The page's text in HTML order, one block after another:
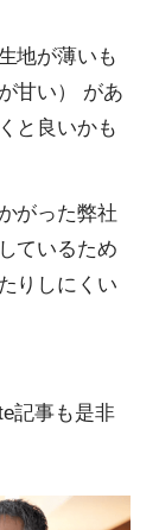
地が薄いも
甘い） があ
と良いかも
がった弊社
ているため
りしにくい
記事も是非